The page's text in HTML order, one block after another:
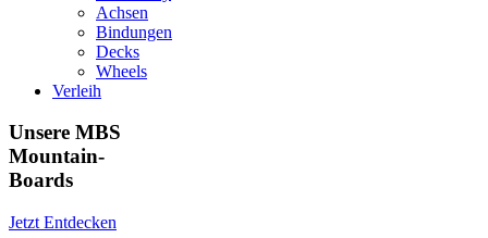
Achsen
Bindungen
Decks
Wheels
Verleih
Unsere MBS
Mountain-
Boards
Jetzt Entdecken